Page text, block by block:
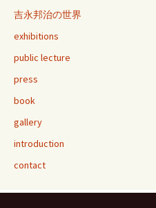
吉永邦治の世界
exhibitions
public lecture
press
book
gallery
introduction
contact